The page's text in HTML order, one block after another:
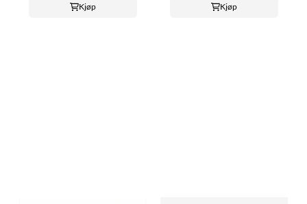
Kjøp Kjøp